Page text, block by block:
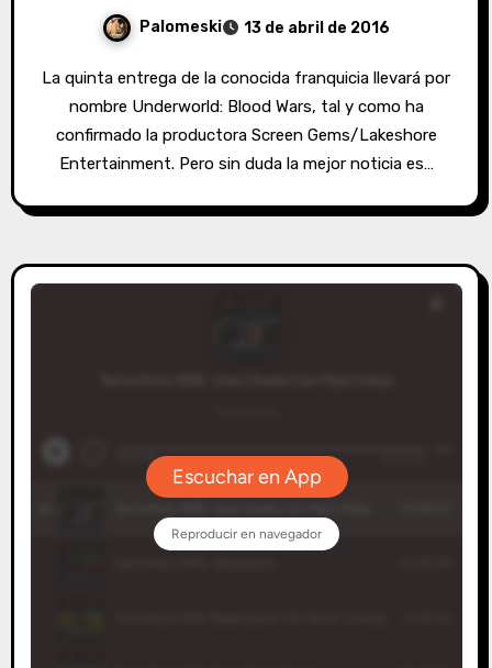
Palomeski 13 de abril de 2016
La quinta entrega de la conocida franquicia llevará por
nombre Underworld: Blood Wars, tal y como ha
confirmado la productora Screen Gems/Lakeshore
Entertainment. Pero sin duda la mejor noticia es…